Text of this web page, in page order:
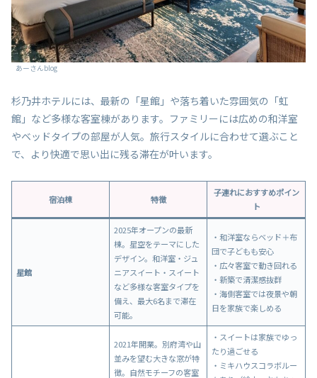
あーさんblog
杉乃井ホテルには、最新の「星館」や落ち着いた雰囲気の「虹
館」など多様な客室棟があります。ファミリーには広めの和洋室
やベッドタイプの部屋が人気。旅行スタイルに合わせて選ぶこと
で、より快適で思い出に残る滞在が叶います。
宿泊棟 特徴
子連れにおすすめポイン
ト
星館
2025年オープンの最新
棟。星空をテーマにした
デザイン。和洋室・ジュ
ニアスイート・スイート
など多様な客室タイプを
備え、最大6名まで滞在
可能。
・和洋室ならベッド＋布
団で子どもも安心
・広々客室で動き回れる
・新築で清潔感抜群
・海側客室では夜景や朝
日を家族で楽しめる
2021年開業。別府湾や山
並みを望む大きな窓が特
徴。自然モチーフの客室
・スイートは家族でゆっ
たり過ごせる
・ミキハウスコラボルー